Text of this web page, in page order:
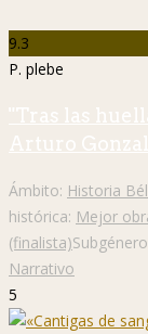
9.3
P. plebe
"Tras las
Arturo
Ámbito: Historia
histórica: Mejor
(finalista)
Narrativo
5